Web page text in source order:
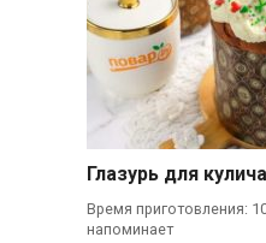
Глазурь для
Время приготовления:
напоминает